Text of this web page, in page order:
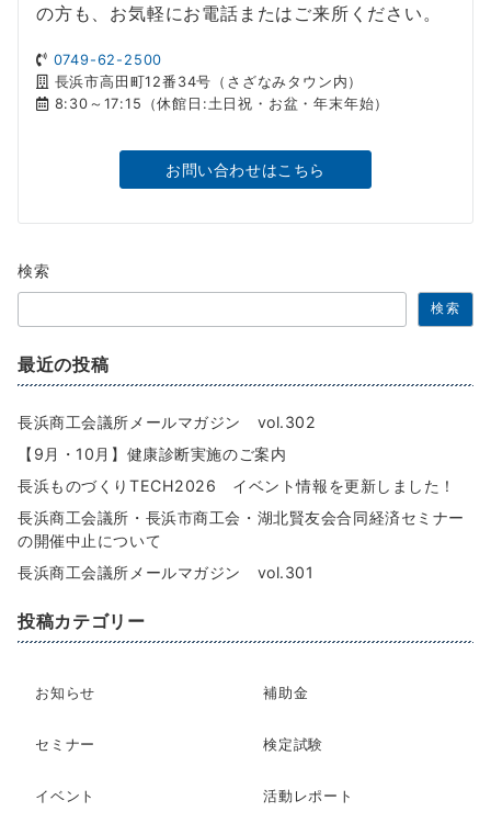
の方も、お気軽にお電話またはご来所ください。
0749-62-2500
長浜市高田町12番34号（さざなみタウン内）
8:30～17:15（休館日:土日祝・お盆・年末年始）
お問い合わせはこちら
検索
検索
最近の投稿
長浜商工会議所メールマガジン vol.302
【9月・10月】健康診断実施のご案内
長浜ものづくりTECH2026 イベント情報を更新しました！
長浜商工会議所・長浜市商工会・湖北賢友会合同経済セミナー
の開催中止について
長浜商工会議所メールマガジン vol.301
投稿カテゴリー
お知らせ 補助金
セミナー 検定試験
イベント 活動レポート